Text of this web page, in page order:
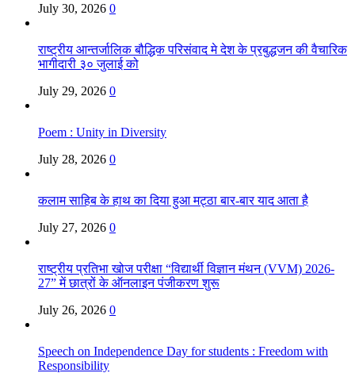
July 30, 2026 0
राष्ट्रीय आन्तर्जालिक बौद्धिक परिसंवाद मे देश के प्रबुद्धजन की वैचारिक
भागीदारी ३० जुलाई को
July 29, 2026 0
Poem : Unity in Diversity
July 28, 2026 0
कलाम साहिब के हाथ का दिया हुआ मट्ठा बार-बार याद आता है
July 27, 2026 0
राष्ट्रीय प्रतिभा खोज परीक्षा “विद्यार्थी विज्ञान मंथन (VVM) 2026-
27” में छात्रों के ऑनलाइन पंजीकरण शुरू
July 26, 2026 0
Speech on Independence Day for students : Freedom with
Responsibility